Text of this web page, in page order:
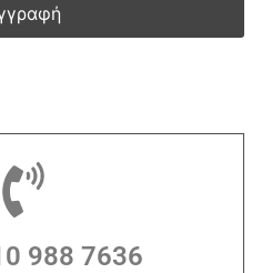
988 7636